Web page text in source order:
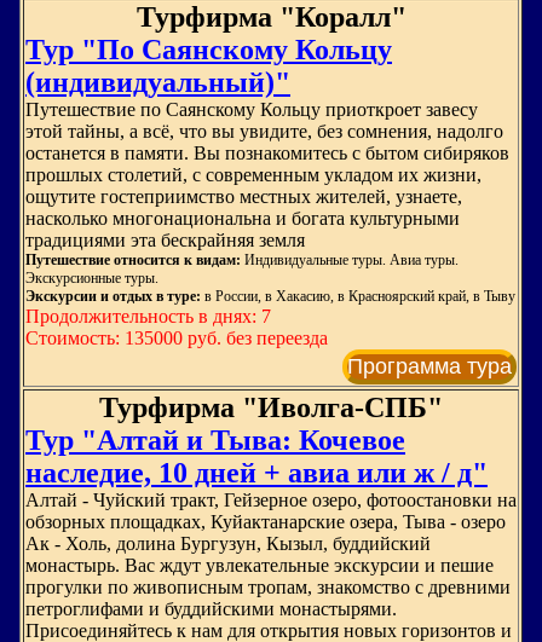
Турфирма "Коралл"
Тур "По Саянскому Кольцу
(индивидуальный)"
Путешествие по Саянскому Кольцу приоткроет завесу
этой тайны, а всё, что вы увидите, без сомнения, надолго
останется в памяти. Вы познакомитесь с бытом сибиряков
прошлых столетий, с современным укладом их жизни,
ощутите гостеприимство местных жителей, узнаете,
насколько многонациональна и богата культурными
традициями эта бескрайняя земля
Путешествие относится к видам: Индивидуальные туры. Авиа туры.
Экскурсионные туры.
Экскурсии и отдых в туре: в России, в Хакасию, в Красноярский край, в Тыву
Продолжительность в днях: 7
Стоимость: 135000 руб. без переезда
Программа тура
Турфирма "Иволга-СПБ"
Тур "Алтай и Тыва: Кочевое
наследие, 10 дней + авиа или ж / д"
Алтай - Чуйский тракт, Гейзерное озеро, фотоостановки на
обзорных площадках, Куйактанарские озера, Тыва - озеро
Ак - Холь, долина Бургузун, Кызыл, буддийский
монастырь. Вас ждут увлекательные экскурсии и пешие
прогулки по живописным тропам, знакомство с древними
петроглифами и буддийскими монастырями.
Присоединяйтесь к нам для открытия новых горизонтов и